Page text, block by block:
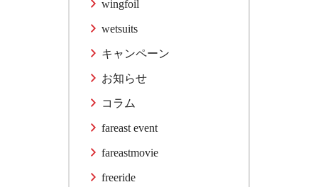
wingfoil
wetsuits
キャンペーン
お知らせ
コラム
fareast event
fareastmovie
freeride